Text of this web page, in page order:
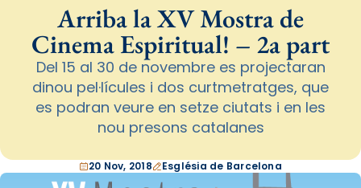
Arriba la XV Mostra de
Cinema Espiritual! – 2a part
Del 15 al 30 de novembre es projectaran
dinou pel·lícules i dos curtmetratges, que
es podran veure en setze ciutats i en les
nou presons catalanes
20 Nov, 2018 Església de Barcelona